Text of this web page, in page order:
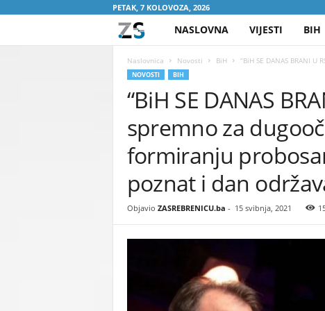
PETAK, 7 KOLOVOZA, 2026
A
S
E
B
R
NASLOVNA VIJESTI BIH
Naslovnica Novosti BiH “BiH SE DANAS BRANI
NOVOSTI BIH
“BiH SE DANAS
spremno za
formiranju
poznat i dan
Objavio ZASREBRENICU.ba - 15 svibnja, 2021